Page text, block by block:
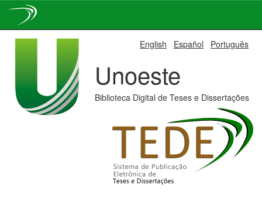
English Español Português
Unoeste
Biblioteca Digital de Teses e Dissertações